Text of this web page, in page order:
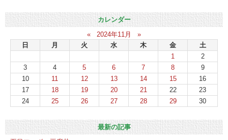
カレンダー
«
2024年11月
»
日
月 火 水 木 金
土
1
2
3
4 5 6 7 8
9
10
11 12 13 14 15
16
17
18 19 20 21 22
23
24
25 26 27 28 29 30
最新の記事